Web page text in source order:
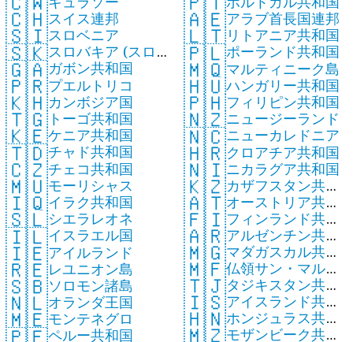
🇨🇭スイス連邦
🇸🇮スロベニア
🇸🇰スロバキア (スロ
バキア共和国)
🇬🇦ガボン共和国
🇵🇷プエルトリコ
🇰🇭カンボジア国
🇹🇬 トーゴ共和国
🇰🇪ケニア共和国
🇹🇩チャド共和国
🇨🇿チェコ共和国
🇲🇺モーリシャス
🇮🇶イラク共和国
🇸🇱シエラレオネ
🇮🇱イスラエル国
🇮🇪アイルランド
🇷🇪レユニオン島
🇸🇧ソロモン諸島
🇳🇱オランダ王国
🇲🇪モンテネグロ
ペルー共和国
🇦🇪アラブ首長国連邦
🇱🇹リトアニア共和国
🇵🇱ポーランド共和国
🇲🇶マルティニーク島
🇭🇺ハンガリー共和国
🇵🇭フィリピン共和国
🇳🇿ニュージーランド
🇳🇨ニューカレドニア
🇭🇷クロアチア共和国
🇳🇮ニカラグア共和国
🇰🇿カザフスタン共和
国
🇦🇹オーストリア共和
国
🇫🇮フィンランド共和
国
🇦🇷アルゼンチン共和
国
🇲🇬マダガスカル共和
国
🇲🇫仏領サン・マルタ
ン
🇹🇯タジキスタン共和
国
🇮🇸アイスランド共和
国
🇭🇳ホンジュラス共和
国
🇲🇿モザンビーク共和